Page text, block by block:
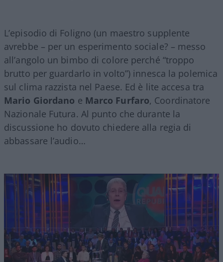
L’episodio di Foligno (un maestro supplente
avrebbe – per un esperimento sociale? – messo
all’angolo un bimbo di colore perché “troppo
brutto per guardarlo in volto”) innesca la polemica
sul clima razzista nel Paese. Ed è lite accesa tra
Mario Giordano e Marco Furfaro, Coordinatore
Nazionale Futura. Al punto che durante la
discussione ho dovuto chiedere alla regia di
abbassare l’audio…
Video
Player